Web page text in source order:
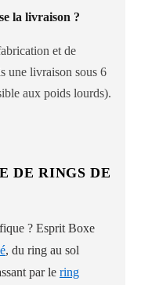
la livraison ?
et de
une livraison sous 6
aux poids lourds).
DE RINGS DE
? Esprit Boxe
, du ring au sol
par le ring